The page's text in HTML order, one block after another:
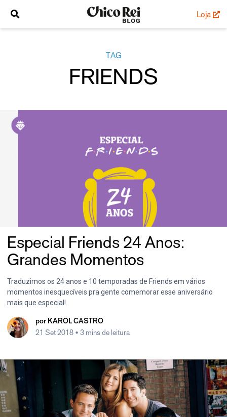
Loja
TAG
FRIENDS
Especial Friends 24 Anos:
Grandes Momentos
Traduzimos os 24 anos e 10 temporadas de Friends em vários
momentos inesquecíveis pra gente comemorar esse aniversário
mais que especial!
por KAROL CASTRO
21 Set 2018 • 3 mins de leitura